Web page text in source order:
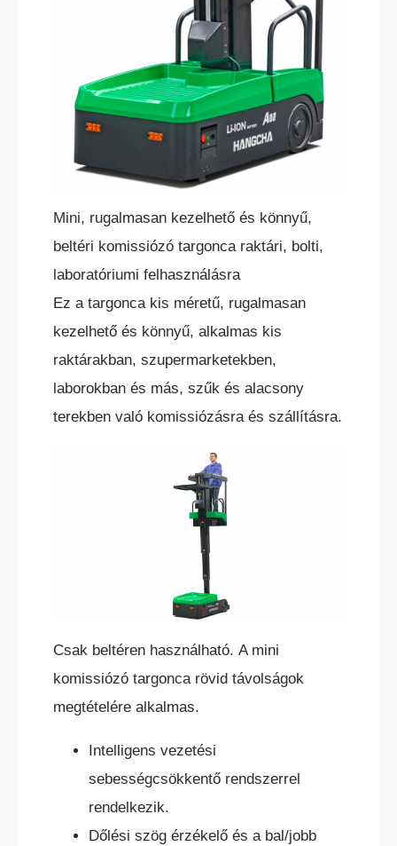
ELEKTROMOS RAKLAPEMELŐ
TARGONCA
ELEKTROMOS KOMISSIÓZÓ
ELEKTROMOS TOLÓOSZLOPOS
KESKENY-FOLYOSÓS
TARGONCA
BELTÉRI ELEKTROMOS HOMLOKVILLÁS
Mini, rugalmasan kezelhető és könnyű,
beltéri komissiózó targonca raktári, bolti,
laboratóriumi felhasználásra
Ez a targonca kis méretű, rugalmasan
kezelhető és könnyű, alkalmas kis
raktárakban, szupermarketekben,
laborokban és más, szűk és alacsony
terekben való komissiózásra és szállításra.
Csak beltéren használható. A mini
komissiózó targonca rövid távolságok
megtételére alkalmas.
Intelligens vezetési
sebességcsökkentő rendszerrel
rendelkezik.
Dőlési szög érzékelő és a bal/jobb